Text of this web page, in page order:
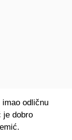
odličnu
je dobro